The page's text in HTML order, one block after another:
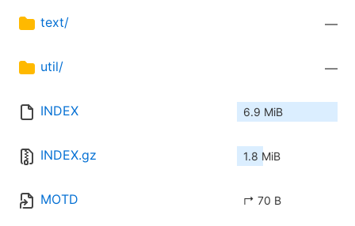
text/ —
util/ —
INDEX 6.9 MiB
INDEX.gz 1.8 MiB
MOTD ↱ 70 B